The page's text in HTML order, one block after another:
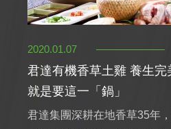
2020.01.07
君達有機香草土雞 養生完
就是要這一「鍋」
君達集團深耕在地香草35年